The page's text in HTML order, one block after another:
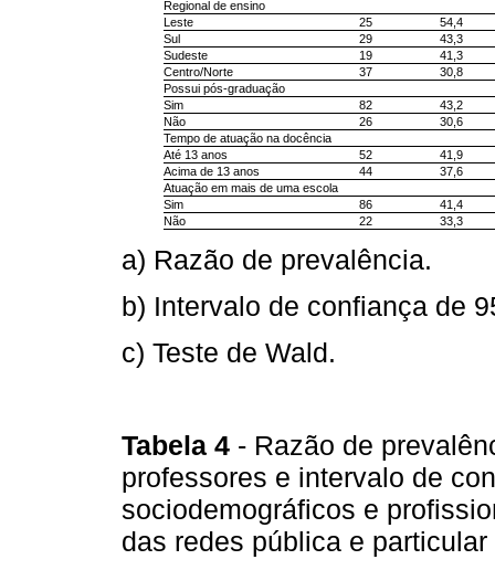
Regional de ensino
Leste
25
54,4
Sul
29
43,3
Sudeste
19
41,3
Centro/Norte
37
30,8
Possui pós-graduação
Sim
82
43,2
Não
26
30,6
Tempo de atuação na docência
Até 13 anos
52
41,9
Acima de 13 anos
44
37,6
Atuação em mais de uma escola
Sim
86
41,4
Não
22 33,3
a) Razão de prevalência.
b) Intervalo de confiança de
c) Teste de Wald.
Tabela 4 - Razão de
professores e intervalo de
sociodemográficos e
das redes pública e